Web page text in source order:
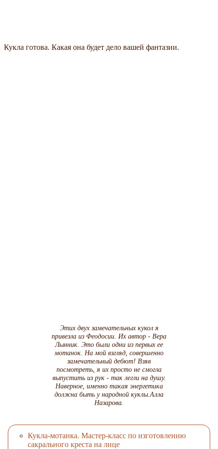
Кукла готова. Какая она будет дело вашей фантазии.
Этих двух замечательных кукол я
привезла из Феодосии. Их автор - Вера
Лынник. Это были одни из первых ее
мотанок. На мой взгляд, совершенно
замечательный дебют! Взяв
посмотреть, я их просто не смогла
выпустить из рук - так легли на душу.
Наверное, именно такая энергетика
должна быть у народной куклы.Алла
Назарова.
Кукла-мотанка. Мастер-класс по изготовлению
сакрального креста на лице